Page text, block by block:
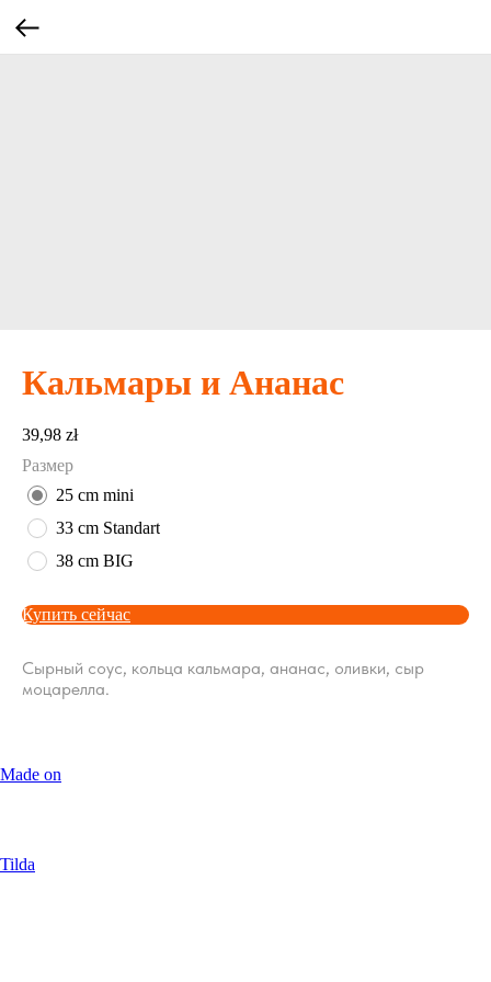
Кальмары и Ананас
39,98 zł
Размер
25 cm mini
33 cm Standart
38 cm BIG
Купить сейчас
Сырный соус, кольца кальмара, ананас, оливки, сыр
моцарелла.
Made on
Tilda